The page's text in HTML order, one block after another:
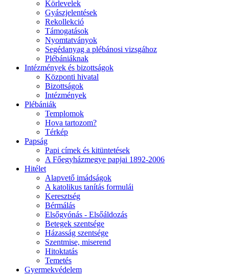
Körlevelek
Gyászjelentések
Rekollekció
Támogatások
Nyomtatványok
Segédanyag a plébánosi vizsgához
Plébániáknak
Intézmények és bizottságok
Központi hivatal
Bizottságok
Intézmények
Plébániák
Templomok
Hova tartozom?
Térkép
Papság
Papi címek és kitüntetések
A Főegyházmegye papjai 1892-2006
Hitélet
Alapvető imádságok
A katolikus tanítás formulái
Keresztség
Bérmálás
Elsőgyónás - Elsőáldozás
Betegek szentsége
Házasság szentsége
Szentmise, miserend
Hitoktatás
Temetés
Gyermekvédelem